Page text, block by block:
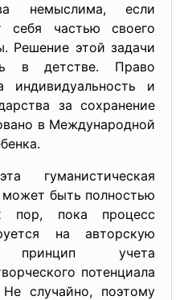
немыслима, если
себя частью своего
Решение этой задачи
в детстве. Право
индивидуальность и
за сохранение
в Международной
быть полностью
пор, пока процесс
на авторскую
учета
потенциала
случайно, поэтому